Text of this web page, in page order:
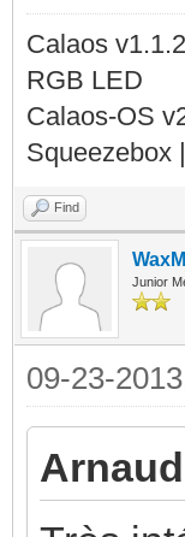
Calaos
RGB LED
Calaos-OS
Squeezebox
Find
Junior
09-23-